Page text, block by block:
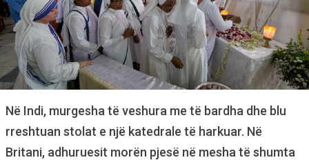
Në Indi, murgesha të veshura me të bardha dhe blu
rreshtuan stolat e një katedrale të harkuar. Në
Britani, adhuruesit morën pjesë në mesha të shumta